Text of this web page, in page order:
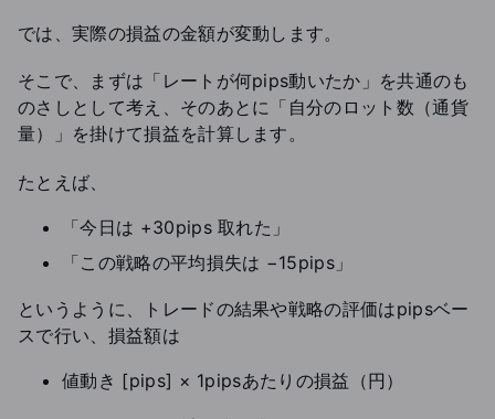
では、実際の損益の金額が変動します。
そこで、まずは「レートが何pips動いたか」を共通のも
のさしとして考え、そのあとに「自分のロット数（通貨
量）」を掛けて損益を計算します。
たとえば、
「今日は +30pips 取れた」
「この戦略の平均損失は −15pips」
というように、トレードの結果や戦略の評価はpipsベー
スで行い、損益額は
値動き [pips] × 1pipsあたりの損益（円）